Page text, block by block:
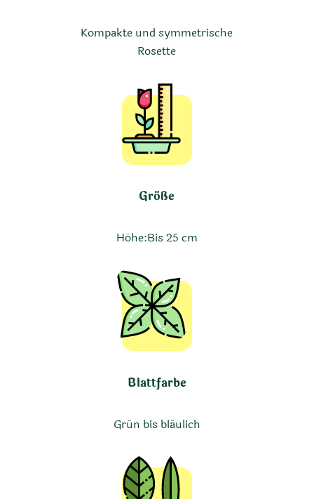
Kompakte und symmetrische
Rosette
Größe
Höhe:Bis 25 cm
Blattfarbe
Grün bis bläulich